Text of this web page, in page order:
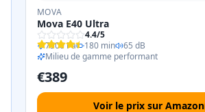
MOVA
Mova E40 Ultra
4.4/5
7500 Pa
180 min
65 dB
Milieu de gamme performant
€389
Voir le prix sur Amazon